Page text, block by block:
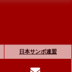
日本サンボ連盟